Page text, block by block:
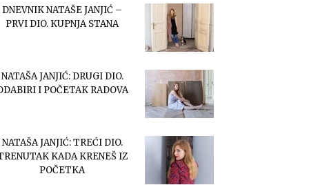
DNEVNIK NATAŠE JANJIĆ –
PRVI DIO. KUPNJA STANA
NATAŠA JANJIĆ: DRUGI DIO.
I POČETAK RADOVA
NATAŠA JANJIĆ: TREĆI DIO.
KADA KRENEŠ IZ
POČETKA